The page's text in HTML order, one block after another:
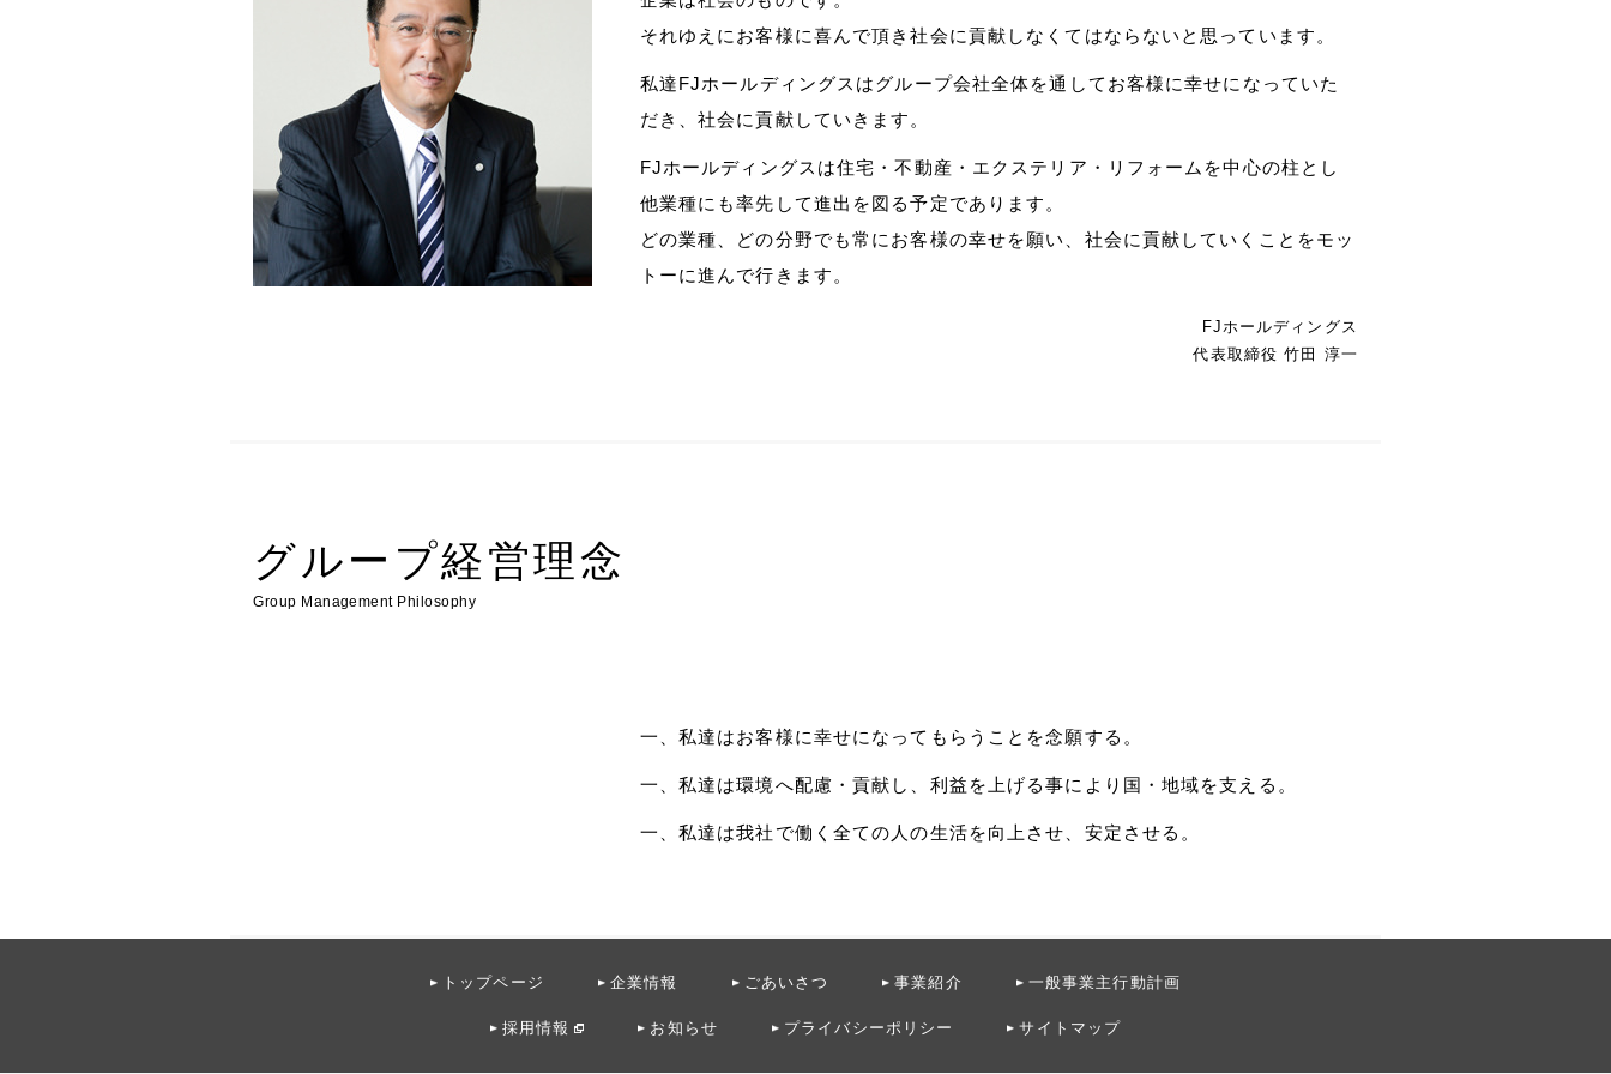
それゆえにお客様に喜んで頂き社会に貢献しなくてはならないと思っています。
私達FJホールディングスはグループ会社全体を通してお客様に幸せになっていた
だき、社会に貢献していきます。
FJホールディングスは住宅・不動産・エクステリア・リフォームを中心の柱とし
他業種にも率先して進出を図る予定であります。
どの業種、どの分野でも常にお客様の幸せを願い、社会に貢献していくことをモッ
トーに進んで行きます。
FJホールディングス
代表取締役 竹田 淳一
グループ経営理念
Group Management Philosophy
一、私達はお客様に幸せになってもらうことを念願する。
一、私達は環境へ配慮・貢献し、利益を上げる事により国・地域を支える。
一、私達は我社で働く全ての人の生活を向上させ、安定させる。
トップページ 企業情報 ごあいさつ 事業紹介 一般事業主行動計画
採用情報 お知らせ プライバシーポリシー サイトマップ